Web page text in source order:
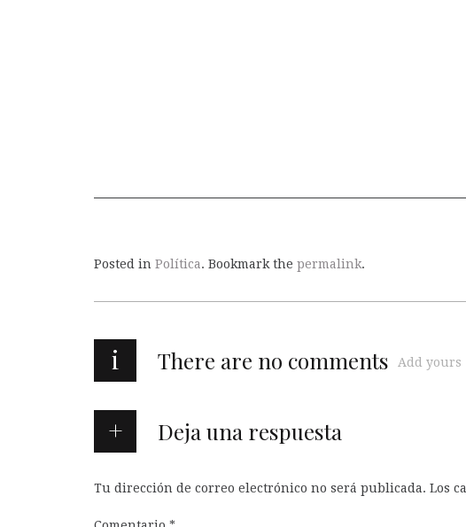
Posted in Política. Bookmark the permalink.
i There are no comments Add yours
Deja una respuesta
Tu dirección de correo electrónico no será publicada. Los